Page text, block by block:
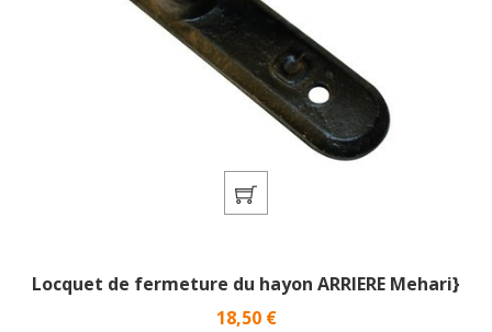
Locquet de fermeture du hayon ARRIERE Mehari}
Prix
18,50 €